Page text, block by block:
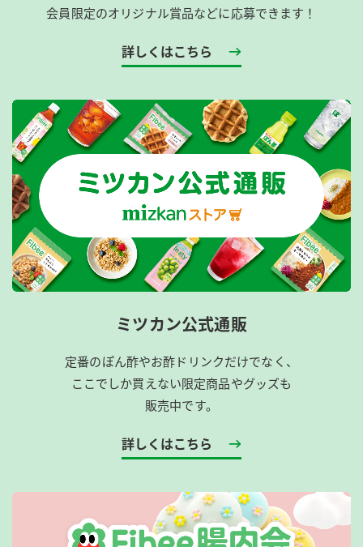
会員限定のオリジナル賞品などに応募できます！
詳しくはこちら
ミツカン公式通販
定番のぽん酢やお酢ドリンクだけでなく、
ここでしか買えない限定商品やグッズも
販売中です。
詳しくはこちら